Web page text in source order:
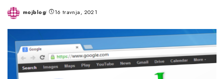
Posted
mojblog 16 travnja, 2021